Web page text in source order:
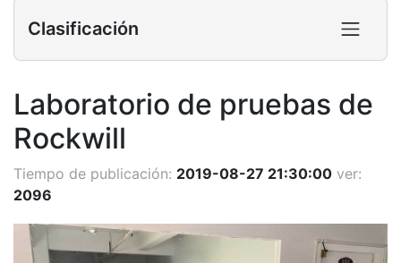
Clasificación
Laboratorio de pruebas de
Rockwill
Tiempo de publicación: 2019-08-27 21:30:00 ver:
2096